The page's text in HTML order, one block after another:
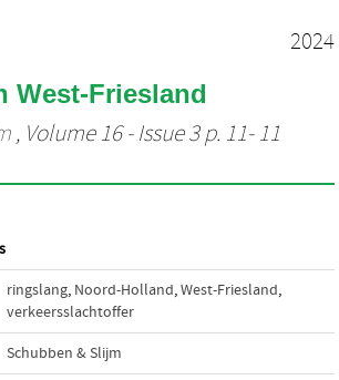
2024
West-Friesland
, Volume 16 - Issue 3 p. 11- 11
ringslang, Noord-Holland,West-Friesland,
verkeersslachtoffer
Schubben & Slijm